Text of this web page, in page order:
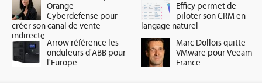
Orange
Cyberdefense pour
créer son canal de vente
indirecte
Efficy permet de
piloter son CRM en
langage naturel
Arrow référence les
onduleurs d'ABB pour
l'Europe
Marc Dollois quitte
VMware pour Veeam
France